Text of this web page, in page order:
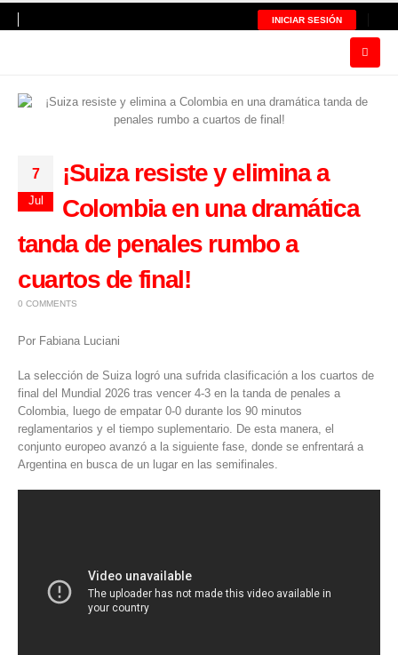
INICIAR SESIÓN
7
Jul
¡Suiza resiste y elimina a
Colombia en una dramática
tanda de penales rumbo a
cuartos de final!
0 COMMENTS
Por Fabiana Luciani
La selección de Suiza logró una sufrida clasificación a los cuartos de
final del Mundial 2026 tras vencer 4-3 en la tanda de penales a
Colombia , luego de empatar 0-0 durante los 90 minutos
reglamentarios y el tiempo suplementario. De esta manera, el
conjunto europeo avanzó a la siguiente fase, donde se enfrentará a
Argentina en busca de un lugar en las semifinales.